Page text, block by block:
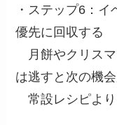
・ステップ6：
優先に回収する
月餅やクリス
は逃すと次の機
常設レシピより